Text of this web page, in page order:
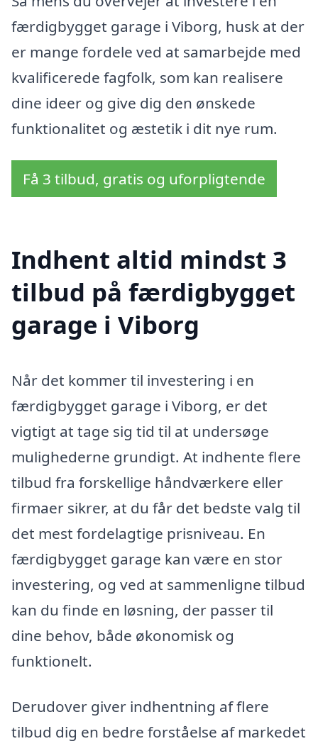
færdigbygget garage i Viborg, husk at der
er mange fordele ved at samarbejde med
kvalificerede fagfolk, som kan realisere
dine ideer og give dig den ønskede
funktionalitet og æstetik i dit nye rum.
Få 3 tilbud, gratis og uforpligtende
Indhent altid mindst 3
tilbud på færdigbygget
garage i Viborg
Når det kommer til investering i en
færdigbygget garage i Viborg, er det
vigtigt at tage sig tid til at undersøge
mulighederne grundigt. At indhente flere
tilbud fra forskellige håndværkere eller
firmaer sikrer, at du får det bedste valg til
det mest fordelagtige prisniveau. En
færdigbygget garage kan være en stor
investering, og ved at sammenligne tilbud
kan du finde en løsning, der passer til
dine behov, både økonomisk og
funktionelt.
Derudover giver indhentning af flere
tilbud dig en bedre forståelse af markedet